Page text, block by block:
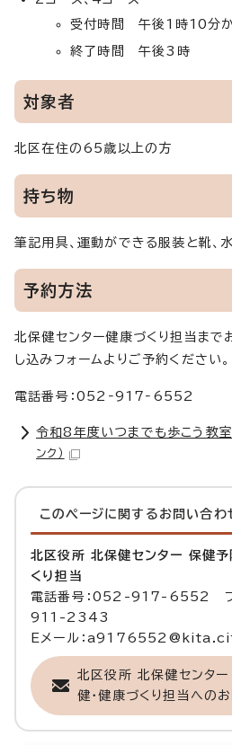
受付時間 午後1時10分
終了時間 午後3時
対象者
北区在住の65歳以上の方
持ち物
筆記用具、運動ができる服装と靴、
予約方法
北保健センター健康づくり担当まで
し込みフォームよりご予約ください。
電話番号：052‐917‐6552
令和8年度いつまでも歩こう教
ンク）
このページに関する お問い合わ
北区役所 北保健センター 保健予
くり担当
電話番号：052-917-6552 フ
911-2343
Eメール：
北区役所 北保健センタ
健・健康づくり担当への